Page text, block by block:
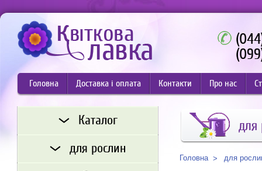
Головна Доставка і оплата Контакти Про нас
Каталог
для рослин
для
Головна для